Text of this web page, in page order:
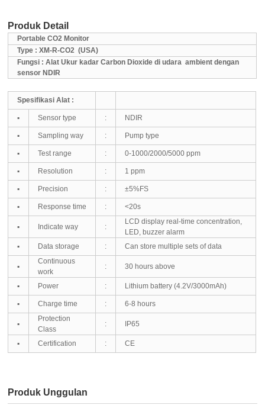
Produk Detail
Portable CO2 Monitor
Type : XM-R-CO2 (USA)
Fungsi : Alat Ukur kadar Carbon Dioxide di udara ambient dengan
sensor NDIR
Spesifikasi Alat :
▪ Sensor type : NDIR
▪ Sampling way : Pump type
▪ Test range : 0-1000/2000/5000 ppm
▪ Resolution : 1 ppm
▪ Precision : ±5%FS
▪ Response time : <20s
▪ Indicate way :
LCD display real-time concentration,
LED, buzzer alarm
▪
Data storage : Can store multiple sets of data
▪
Continuous
work
: 30 hours above
▪ Power : Lithium battery (4.2V/3000mAh)
▪ Charge time : 6-8 hours
▪
Protection
Class
: IP65
▪ Certification : CE
Produk Unggulan